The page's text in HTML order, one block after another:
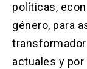
políticas,
género, para
actuales y por